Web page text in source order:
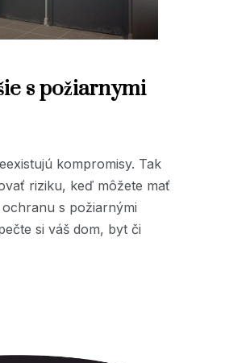
s požiarnymi
kompromisy. Tak
riziku, keď môžete mať
s požiarnými
si váš dom, byt či